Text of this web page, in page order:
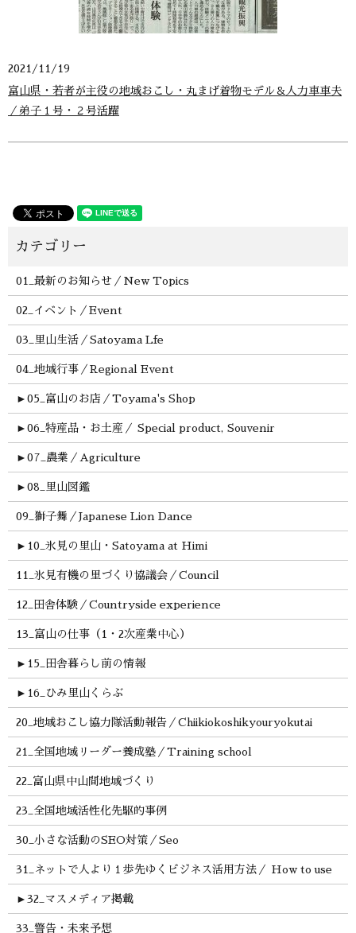
2021/11/19
富山県・若者が主役の地域おこし・丸まげ着物モデル＆人力車車夫
／弟子１号・２号活躍
01_最新のお知らせ／New Topics
02_イベント／Event
03_里山生活／Satoyama Lfe
04_地域行事／Regional Event
► 05_富山のお店／Toyama's Shop
► 06_特産品・お土産／ Special product, Souvenir
► 07_農業／Agriculture
► 08_里山図鑑
09_獅子舞／Japanese Lion Dance
► 10_氷見の里山・Satoyama at Himi
11_氷見有機の里づくり協議会／Council
12_田舎体験／Countryside experience
13_富山の仕事（1・2次産業中心）
► 15_田舎暮らし前の情報
► 16_ひみ里山くらぶ
20_地域おこし協力隊活動報告／Chiikiokoshikyouryokutai
21_全国地域リーダー養成塾／Training school
22_富山県中山間地域づくり
23_全国地域活性化先駆的事例
30_小さな活動のSEO対策／Seo
31_ネットで人より１歩先ゆくビジネス活用方法／ How to use
► 32_マスメディア掲載
33_警告・未来予想